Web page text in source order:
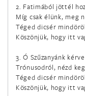
Szent Skolasztika szűz
február 11.
A Lourdes-i
február 14.
Szent Cirill szerzetes
társvédőszentjei
2. Fatimából jöttél
Míg csak élünk, meg
Téged dicsér
Köszönjük, hogy itt
3. Ó Szűzanyánk
Trónusodról, nézd
Téged dicsér
Köszönjük, hogy itt